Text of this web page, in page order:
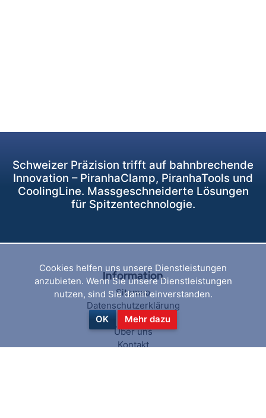
Schweizer Präzision trifft auf bahnbrechende
Innovation – PiranhaClamp, PiranhaTools und
CoolingLine. Massgeschneiderte Lösungen
für Spitzentechnologie.
Information
Sitemap
Datenschutzerklärung
AGB
Über uns
Kontakt
Cookies helfen uns unsere Dienstleistungen
anzubieten. Wenn Sie unsere Dienstleistungen
nutzen, sind Sie damit einverstanden.
OK Mehr dazu